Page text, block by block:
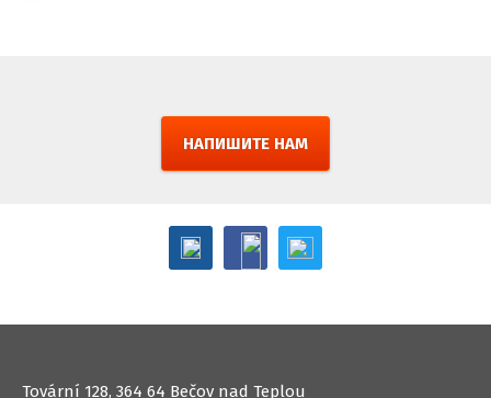
НАПИШИТЕ НАМ
Tovární 128, 364 64 Bečov nad Teplou